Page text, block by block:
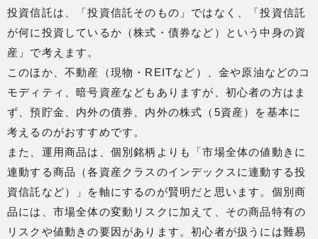
投資信託は、「投資信託そのもの」ではなく、「投資信託
が何に投資しているか（株式・債券など）という中身の資
産」で考えます。
このほか、不動産（現物・REITなど）、金や原油などのコ
モディティ、暗号資産などもありますが、初心者の方はま
ず、預貯金、内外の債券、内外の株式（5資産）を基本に
考えるのがおすすめです。
また、運用商品は、個別銘柄よりも「市場全体の値動きに
連動する商品（各資産クラスのインデックスに連動する投
資信託など）」を軸にするのが賢明だと思います。個別商
品には、市場全体の変動リスクに加えて、その商品特有の
リスクや値動きの要因があります。初心者が扱うには難易